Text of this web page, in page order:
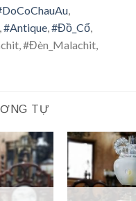
#Antique #Đồ_Cổ
#Đèn_Malachit,
TỰ